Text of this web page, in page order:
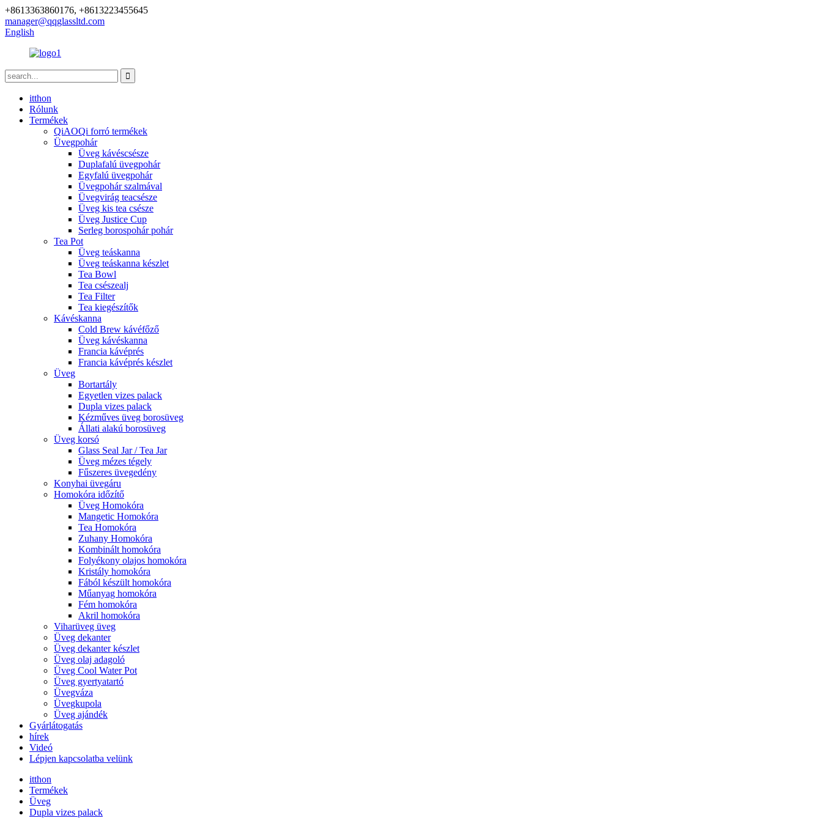
+8613363860176, +8613223455645
manager@qqglassltd.com
English
itthon
Rólunk
Termékek
QiAOQi forró termékek
Üvegpohár
Üveg kávéscsésze
Duplafalú üvegpohár
Egyfalú üvegpohár
Üvegpohár szalmával
Üvegvirág teacsésze
Üveg kis tea csésze
Üveg Justice Cup
Serleg borospohár pohár
Tea Pot
Üveg teáskanna
Üveg teáskanna készlet
Tea Bowl
Tea csészealj
Tea Filter
Tea kiegészítők
Kávéskanna
Cold Brew kávéfőző
Üveg kávéskanna
Francia kávéprés
Francia kávéprés készlet
Üveg
Bortartály
Egyetlen vizes palack
Dupla vizes palack
Kézműves üveg borosüveg
Állati alakú borosüveg
Üveg korsó
Glass Seal Jar / Tea Jar
Üveg mézes tégely
Fűszeres üvegedény
Konyhai üvegáru
Homokóra időzítő
Üveg Homokóra
Mangetic Homokóra
Tea Homokóra
Zuhany Homokóra
Kombinált homokóra
Folyékony olajos homokóra
Kristály homokóra
Fából készült homokóra
Műanyag homokóra
Fém homokóra
Akril homokóra
Viharüveg üveg
Üveg dekanter
Üveg dekanter készlet
Üveg olaj adagoló
Üveg Cool Water Pot
Üveg gyertyatartó
Üvegváza
Üvegkupola
Üveg ajándék
Gyárlátogatás
hírek
Videó
Lépjen kapcsolatba velünk
itthon
Termékek
Üveg
Dupla vizes palack